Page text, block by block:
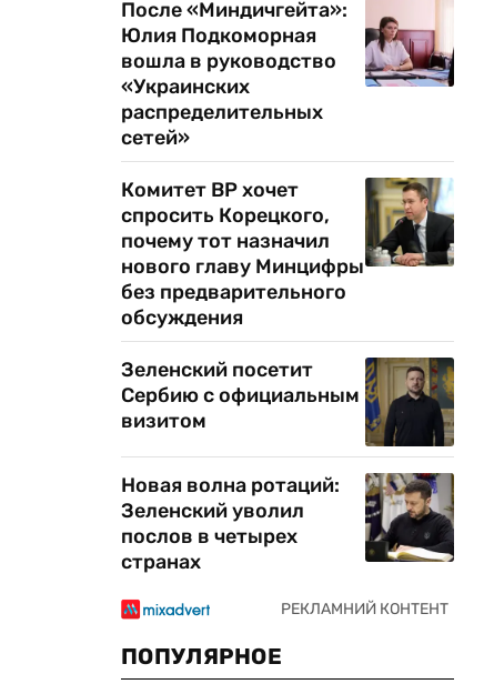
После «Миндичгейта»:
Юлия Подкоморная
вошла в руководство
«Украинских
распределительных
сетей»
Комитет ВР хочет
спросить Корецкого,
почему тот назначил
нового главу Минцифры
без предварительного
обсуждения
Зеленский посетит
Сербию с официальным
визитом
Новая волна ротаций:
Зеленский уволил
послов в четырех
странах
ПОПУЛЯРНОЕ